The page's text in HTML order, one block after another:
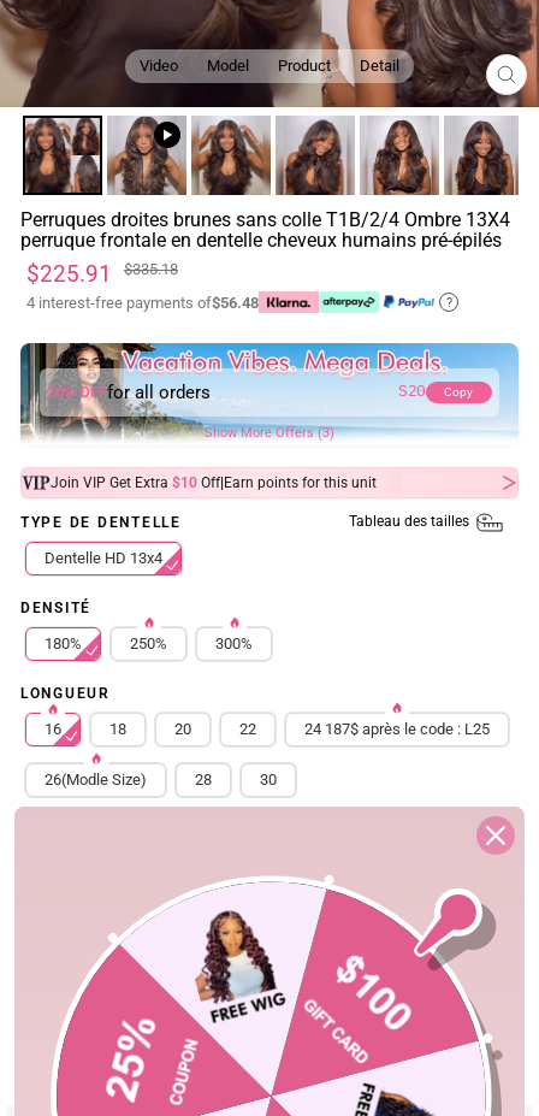
Video Model Product Detail
Perruques droites brunes sans colle T1B/2/4 Ombre 13X4
perruque frontale en dentelle cheveux humains pré-épilés
Prix
régulier
$335.18
Prix
réduit
$225.91
4 interest-free payments of$56.48 ?
20% OFFfor all orders S20 Copy
Show More Offers (3)
Join VIP Get Extra $10 Off| Earn points for this unit
TYPE DE DENTELLE Tableau des tailles
Dentelle HD 13x4
DENSITÉ
180% 250% 300%
LONGUEUR
16 18 20 22 24 187$ après le code : L25
26(Modle Size) 28 30
Free Shipping
Quick Ship Fast Delivery
Shopping Security
30-Day Fast Return 100% Secure Payment